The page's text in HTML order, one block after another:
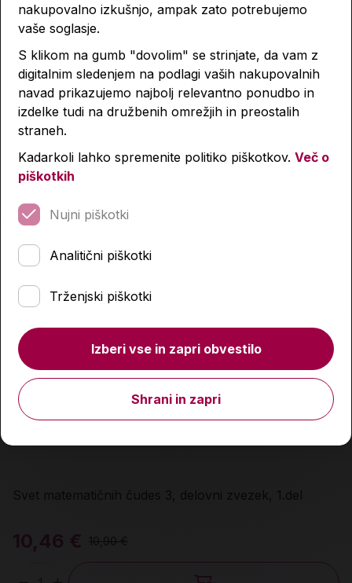
Lastnosti izdelka
Podobni izdelki
Svet matematičnih čudes 3, delovni zvezek, 1.del
10,46 € 10,90 €
nakupovalno izkušnjo, ampak zato potrebujemo
vaše soglasje.
S klikom na gumb "dovolim" se strinjate, da vam z
digitalnim sledenjem na podlagi vaših nakupovalnih
navad prikazujemo najbolj relevantno ponudbo in
izdelke tudi na družbenih omrežjih in preostalih
straneh.
Kadarkoli lahko spremenite politiko piškotkov. Več o
piškotkih
Nujni piškotki
Analitični piškotki
Trženjski piškotki
Izberi vse in zapri obvestilo
Shrani in zapri